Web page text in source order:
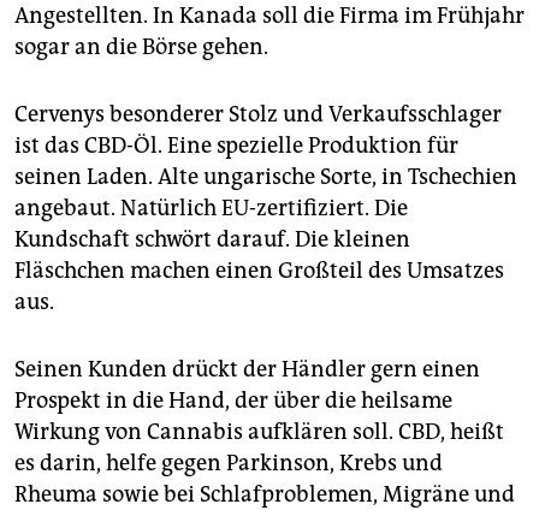
Angestellten. In Kanada soll die Firma im Frühjahr
sogar an die Börse gehen.
Cervenys besonderer Stolz und Verkaufsschlager
ist das CBD-Öl. Eine spezielle Produktion für
seinen Laden. Alte ungarische Sorte, in Tschechien
angebaut. Natürlich EU-zertifiziert. Die
Kundschaft schwört darauf. Die kleinen
Fläschchen machen einen Großteil des Umsatzes
aus.
Seinen Kunden drückt der Händler gern einen
Prospekt in die Hand, der über die heilsame
Wirkung von Cannabis aufklären soll. CBD, heißt
es darin, helfe gegen Parkinson, Krebs und
Rheuma sowie bei Schlafproblemen, Migräne und